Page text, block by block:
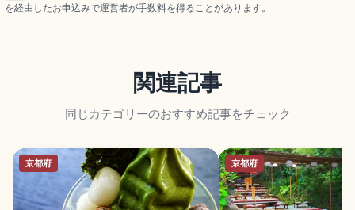
を経由したお申込みで運営者が手数料を得ることがあります。
関連記事
同じカテゴリーのおすすめ記事をチェック
京都府 京都府